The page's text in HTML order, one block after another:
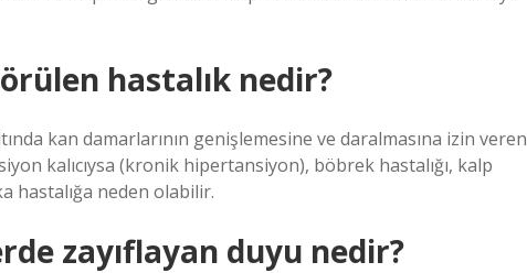
hastalık nedir?
kan damarlarının genişlemesine ve daralmasına izin veren
kalıcıysa (kronik hipertansiyon), böbrek hastalığı, kalp
hastalığa neden olabilir.
zayıflayan duyu nedir?